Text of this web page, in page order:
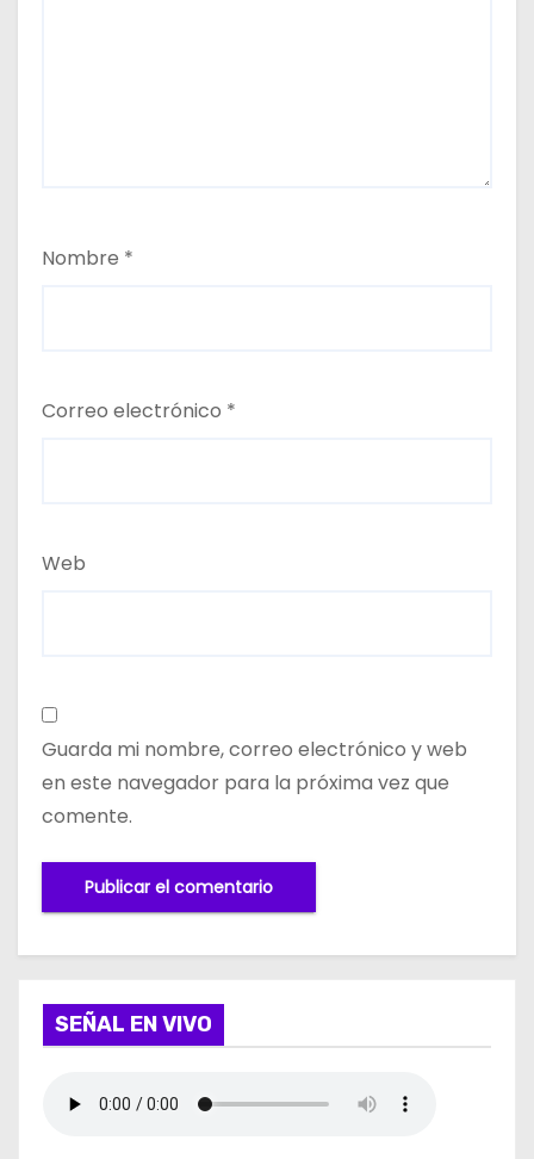
Nombre *
Correo electrónico *
Web
Guarda mi nombre, correo electrónico y web
en este navegador para la próxima vez que
comente.
SEÑAL EN VIVO